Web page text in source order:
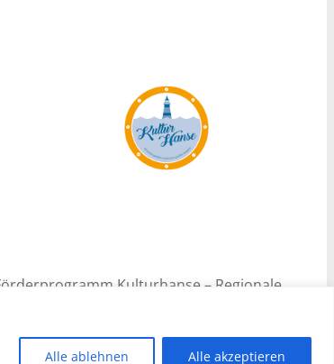
Alle ablehnen Alle akzeptieren
Kulturhanse – Regionale